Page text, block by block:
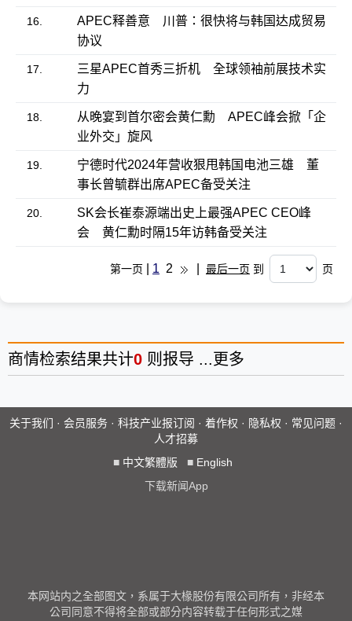
16.
APEC释善意 川普：很快将与韩国达成贸易
协议
17.
三星APEC首秀三折机 全球领袖前展技术实
力
18.
从晚宴到首尔密会黄仁勳 APEC峰会掀「企
业外交」旋风
19.
宁德时代2024年营收狠甩韩国电池三雄 董
事长曾毓群出席APEC备受关注
20.
SK会长崔泰源端出史上最强APEC CEO峰
会 黄仁勳时隔15年访韩备受关注
第一页 1 2 最后一页 到 页
商情检索结果共计0 则报导 ... 更多
关于我们 · 会员服务 · 科技产业报订阅 · 着作权 · 隐私权 · 常见问题 ·
人才招募
■ 中文繁體版 ■ English
下载新闻App
本网站内之全部图文，系属于大椽股份有限公司所有，非经本
公司同意不得将全部或部分内容转载于任何形式之媒